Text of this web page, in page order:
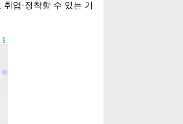
업·정착할 수 있는 기